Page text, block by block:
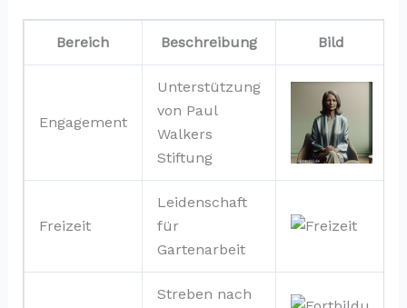
Bereich Beschreibung Bild
Engagement
Unterstützung
von Paul
Walkers
Stiftung
Freizeit
Leidenschaft
für
Gartenarbeit
Streben nach